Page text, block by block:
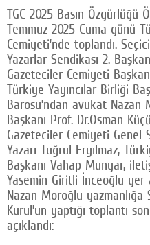
TGC 2025 Basın Özgürlüğü
Temmuz 2025 Cuma günü
Cemiyeti’nde toplandı.
Yazarlar Sendikası 2.
Gazeteciler Cemiyeti
Türkiye Yayıncılar Birliği
Barosu’ndan avukat Nazan
Başkanı Prof. Dr.Osman
Gazeteciler Cemiyeti Genel
Yazarı Tuğrul Eryılmaz,
Başkanı Vahap Munyar,
Yasemin Giritli İnceoğlu yer
Nazan Moroğlu yazmanlığa
Kurul’un yaptığı toplantı
açıklandı: